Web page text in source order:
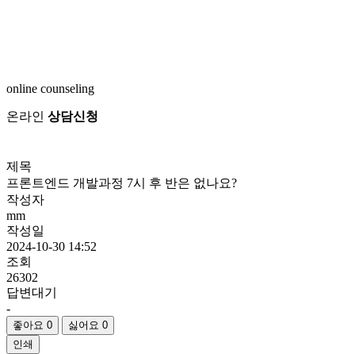
online counseling
온라인 상담신청
제목
프론트엔드 개발과정 7시 후 반은 없나요?
작성자
mm
작성일
2024-10-30 14:52
조회
26302
답변대기
-
좋아요 0 싫어요 0
인쇄